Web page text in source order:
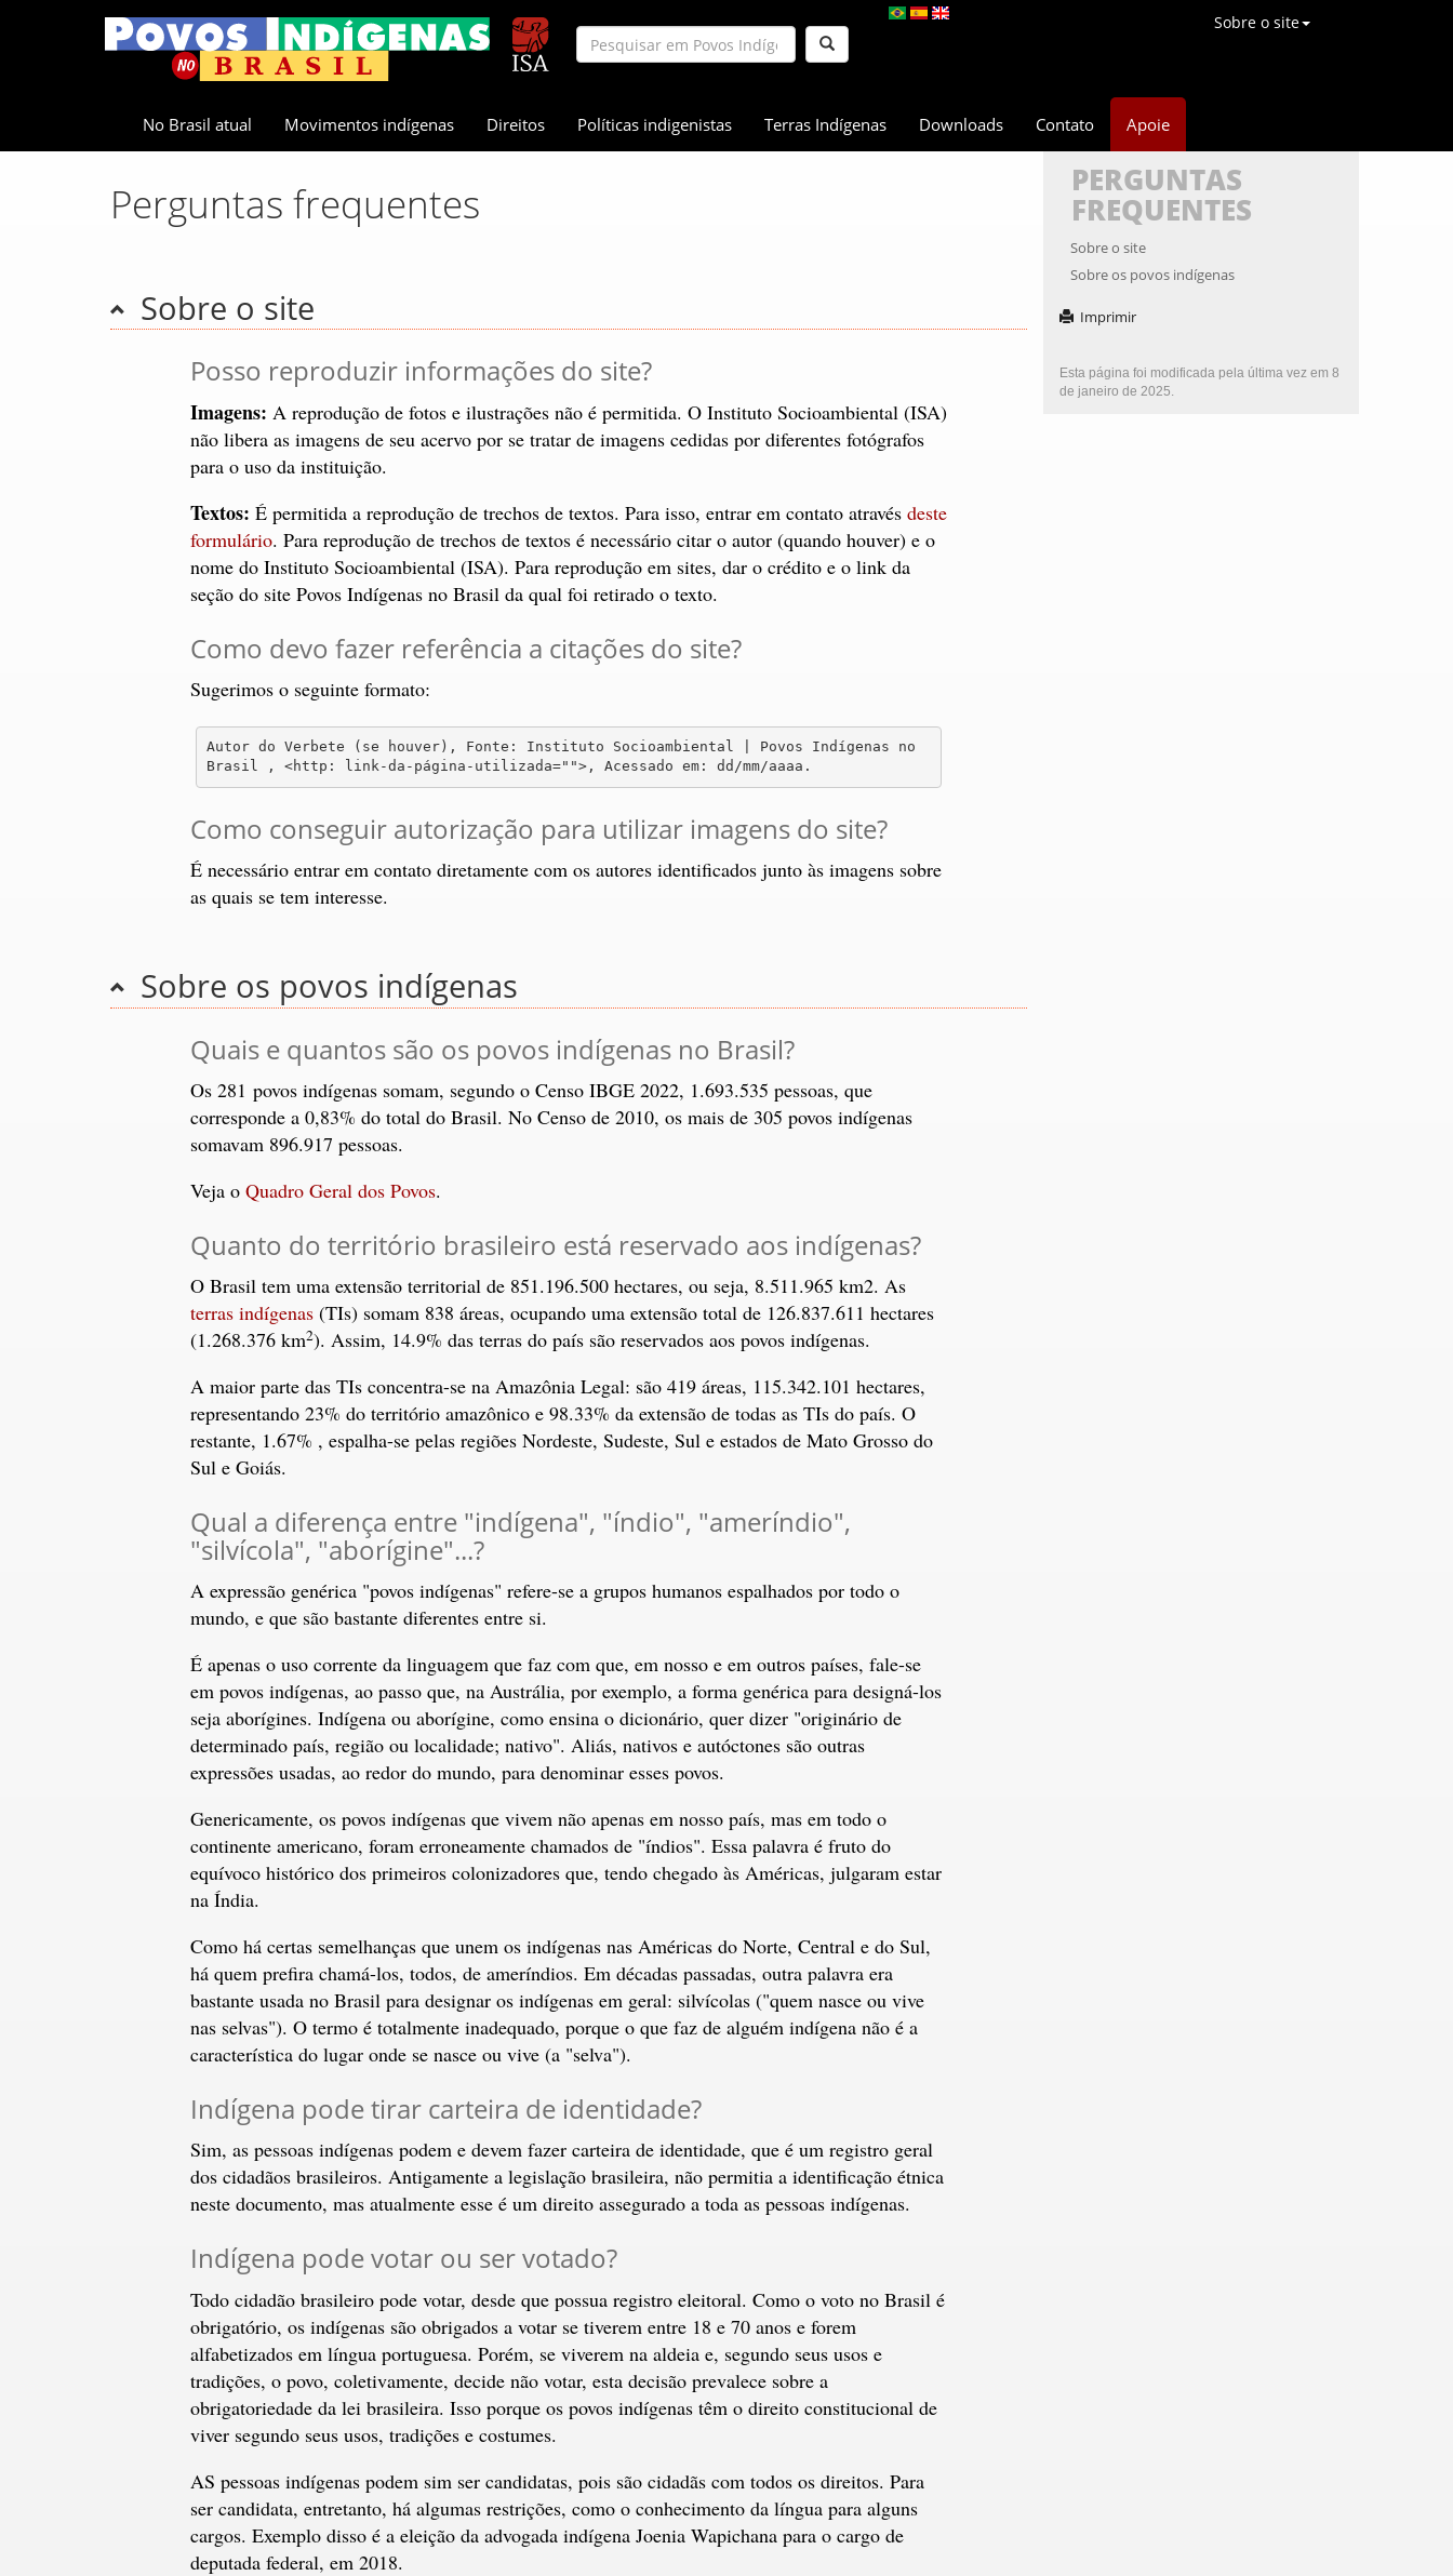
Sobre o site
No Brasil atual Movimentos indígenas Direitos Políticas indigenistas Terras Indígenas Downloads Contato Apoie
Perguntas frequentes
Sobre o site
Posso reproduzir informações do site?
Imagens: A reprodução de fotos e ilustrações não é permitida. O Instituto Socioambiental (ISA)
não libera as imagens de seu acervo por se tratar de imagens cedidas por diferentes fotógrafos
para o uso da instituição.
Textos: É permitida a reprodução de trechos de textos. Para isso, entrar em contato através deste
formulário. Para reprodução de trechos de textos é necessário citar o autor (quando houver) e o
nome do Instituto Socioambiental (ISA). Para reprodução em sites, dar o crédito e o link da
seção do site Povos Indígenas no Brasil da qual foi retirado o texto.
Como devo fazer referência a citações do site?
Sugerimos o seguinte formato:
Autor do Verbete (se houver), Fonte: Instituto Socioambiental | Povos Indígenas no
Brasil , <http: link-da-página-utilizada="">, Acessado em: dd/mm/aaaa.
Como conseguir autorização para utilizar imagens do site?
É necessário entrar em contato diretamente com os autores identificados junto às imagens sobre
as quais se tem interesse.
Sobre os povos indígenas
Quais e quantos são os povos indígenas no Brasil?
Os 281 povos indígenas somam, segundo o Censo IBGE 2022, 1.693.535 pessoas, que
corresponde a 0,83% do total do Brasil. No Censo de 2010, os mais de 305 povos indígenas
somavam 896.917 pessoas.
Veja o Quadro Geral dos Povos.
Quanto do território brasileiro está reservado aos indígenas?
O Brasil tem uma extensão territorial de 851.196.500 hectares, ou seja, 8.511.965 km2. As
terras indígenas(TIs) somam 838 áreas, ocupando uma extensão total de 126.837.611 hectares
(1.268.376 km2). Assim, 14.9% das terras do país são reservados aos povos indígenas.
A maior parte das TIs concentra-se na Amazônia Legal: são 419 áreas, 115.342.101 hectares,
representando 23% do território amazônico e 98.33% da extensão de todas as TIs do país. O
restante, 1.67% , espalha-se pelas regiões Nordeste, Sudeste, Sul e estados de Mato Grosso do
Sul e Goiás.
Qual a diferença entre "indígena", "índio", "ameríndio",
"silvícola", "aborígine"...?
A expressão genérica "povos indígenas" refere-se a grupos humanos espalhados por todo o
mundo, e que são bastante diferentes entre si.
É apenas o uso corrente da linguagem que faz com que, em nosso e em outros países, fale-se
em povos indígenas, ao passo que, na Austrália, por exemplo, a forma genérica para designá-los
seja aborígines. Indígena ou aborígine, como ensina o dicionário, quer dizer "originário de
determinado país, região ou localidade; nativo". Aliás, nativos e autóctones são outras
expressões usadas, ao redor do mundo, para denominar esses povos.
Genericamente, os povos indígenas que vivem não apenas em nosso país, mas em todo o
continente americano, foram erroneamente chamados de "índios". Essa palavra é fruto do
equívoco histórico dos primeiros colonizadores que, tendo chegado às Américas, julgaram estar
na Índia.
Como há certas semelhanças que unem os indígenas nas Américas do Norte, Central e do Sul,
há quem prefira chamá-los, todos, de ameríndios. Em décadas passadas, outra palavra era
bastante usada no Brasil para designar os indígenas em geral: silvícolas ("quem nasce ou vive
nas selvas"). O termo é totalmente inadequado, porque o que faz de alguém indígena não é a
característica do lugar onde se nasce ou vive (a "selva").
Indígena pode tirar carteira de identidade?
Sim, as pessoas indígenas podem e devem fazer carteira de identidade, que é um registro geral
dos cidadãos brasileiros. Antigamente a legislação brasileira, não permitia a identificação étnica
neste documento, mas atualmente esse é um direito assegurado a toda as pessoas indígenas.
Indígena pode votar ou ser votado?
Todo cidadão brasileiro pode votar, desde que possua registro eleitoral. Como o voto no Brasil é
obrigatório, os indígenas são obrigados a votar se tiverem entre 18 e 70 anos e forem
alfabetizados em língua portuguesa. Porém, se viverem na aldeia e, segundo seus usos e
tradições, o povo, coletivamente, decide não votar, esta decisão prevalece sobre a
obrigatoriedade da lei brasileira. Isso porque os povos indígenas têm o direito constitucional de
viver segundo seus usos, tradições e costumes.
AS pessoas indígenas podem sim ser candidatas, pois são cidadãs com todos os direitos. Para
ser candidata, entretanto, há algumas restrições, como o conhecimento da língua para alguns
cargos. Exemplo disso é a eleição da advogada indígena Joenia Wapichana para o cargo de
deputada federal, em 2018.
PERGUNTAS
FREQUENTES
Sobre o site
Sobre os povos indígenas
Imprimir
Esta página foi modificada pela última vez em 8
de janeiro de 2025.